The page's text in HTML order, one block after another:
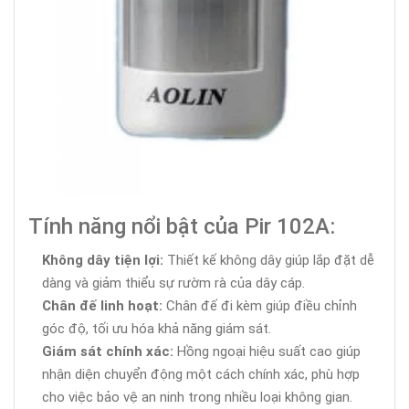
Tính năng nổi bật của Pir 102A:
Không dây tiện lợi: Thiết kế không dây giúp lắp đặt dễ
dàng và giảm thiểu sự rườm rà của dây cáp.
Chân đế linh hoạt: Chân đế đi kèm giúp điều chỉnh
góc độ, tối ưu hóa khả năng giám sát.
Giám sát chính xác: Hồng ngoại hiệu suất cao giúp
nhận diện chuyển động một cách chính xác, phù hợp
cho việc bảo vệ an ninh trong nhiều loại không gian.